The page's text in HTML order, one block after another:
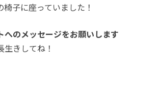
子に座っていました！
のメッセージをお願いします
きしてね！